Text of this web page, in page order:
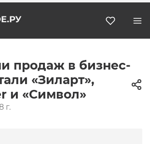
продаж в бизнес-
«Зиларт»,
и «Символ»
г.